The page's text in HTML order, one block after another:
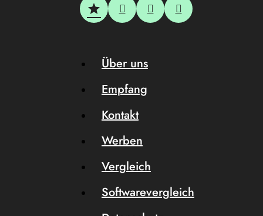
Über uns
Empfang
Kontakt
Werben
Vergleich
Softwarevergleich